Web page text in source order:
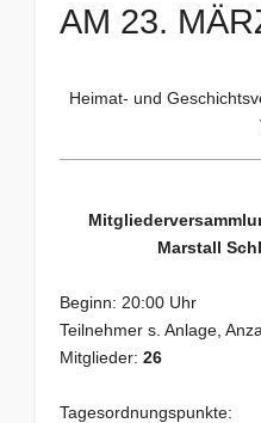
AM 23.
Heimat- und
Marstall
Beginn: 20:00 Uhr
Teilnehmer s. Anlage,
Mitglieder: 26
Tagesordnungspunkte: